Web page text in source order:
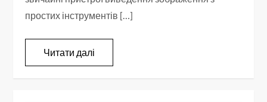
простих інструментів […]
Читати далі